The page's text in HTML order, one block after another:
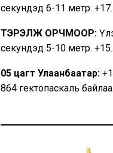
секундэд 6-11 метр.
ТЭРЭЛЖ ОРЧМООР:
секундэд 5-10 метр.
05 цагт Улаанбаатар:
864 гектопаскаль